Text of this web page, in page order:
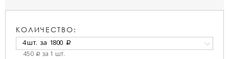
КОЛИЧЕСТВО:
4 шт. за 1800 a
450 a за 1 шт.